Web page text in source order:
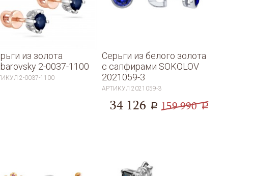
из золота
2-0037-1100
2-0037-1100
Серьги из белого золота
с сапфирами SOKOLOV
2021059-3
АРТИКУЛ2021059-3
34 126 a 159 990 a